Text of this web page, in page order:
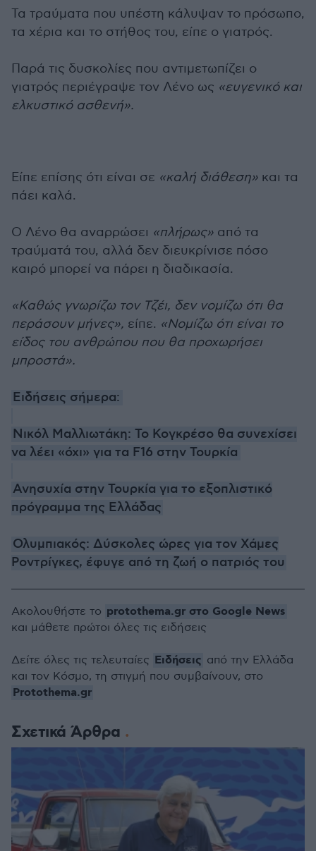
Τα τραύματα που υπέστη κάλυψαν το πρόσωπο,
τα χέρια και το στήθος του, είπε ο γιατρός.
Παρά τις δυσκολίες που αντιμετωπίζει ο
γιατρός περιέγραψε τον Λένο ως «ευγενικό και
ελκυστικό ασθενή».
Είπε επίσης ότι είναι σε «καλή διάθεση» και τα
πάει καλά.
Ο Λένο θα αναρρώσει «πλήρως» από τα
τραύματά του, αλλά δεν διευκρίνισε πόσο
καιρό μπορεί να πάρει η διαδικασία.
«Καθώς γνωρίζω τον Τζέι, δεν νομίζω ότι θα
περάσουν μήνες», είπε. «Νομίζω ότι είναι το
είδος του ανθρώπου που θα προχωρήσει
μπροστά».
Ειδήσεις σήμερα:
Νικόλ Μαλλιωτάκη: Το Κογκρέσο θα συνεχίσει
να λέει «όχι» για τα F16 στην Τουρκία
Ανησυχία στην Τουρκία για το εξοπλιστικό
πρόγραμμα της Ελλάδας
Ολυμπιακός: Δύσκολες ώρες για τον Χάμες
Ροντρίγκες, έφυγε από τη ζωή ο πατριός του
Σχετικά Άρθρα
Ακολουθήστε το protothema.gr στο Google News
και μάθετε πρώτοι όλες τις ειδήσεις
Δείτε όλες τις τελευταίες Ειδήσεις από την Ελλάδα
και τον Κόσμο, τη στιγμή που συμβαίνουν, στο
Protothema.gr